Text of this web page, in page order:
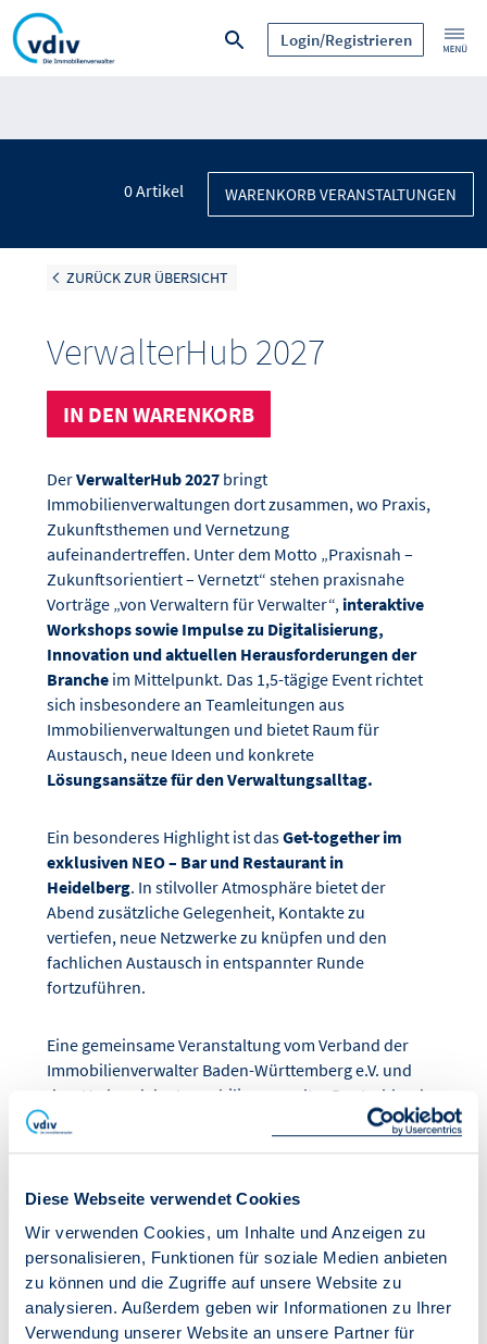
Diese Webseite verwendet Cookies
Wir verwenden Cookies, um Inhalte und Anzeigen zu
personalisieren, Funktionen für soziale Medien anbieten
zu können und die Zugriffe auf unsere Website zu
analysieren. Außerdem geben wir Informationen zu Ihrer
Verwendung unserer Website an unsere Partner für
Login/Registrieren
0Artikel WARENKORB VERANSTALTUNGEN
ZURÜCK ZUR ÜBERSICHT
VerwalterHub 2027
IN DEN WARENKORB
DerVerwalterHub 2027 bringt
Immobilienverwaltungen dort zusammen, wo Praxis,
Zukunftsthemen und Vernetzung
aufeinandertreffen. Unter dem Motto „Praxisnah –
Zukunftsorientiert – Vernetzt“ stehen praxisnahe
Vorträge „von Verwaltern für Verwalter“, interaktive
Workshops sowie Impulse zu Digitalisierung,
Innovation und aktuellen Herausforderungen der
Branche im Mittelpunkt. Das 1,5-tägige Event richtet
sich insbesondere an Teamleitungen aus
Immobilienverwaltungen und bietet Raum für
Austausch, neue Ideen und konkrete
Lösungsansätze für den Verwaltungsalltag.
Ein besonderes Highlight ist dasGet-together im
exklusiven NEO – Bar und Restaurant in
Heidelberg. In stilvoller Atmosphäre bietet der
Abend zusätzliche Gelegenheit, Kontakte zu
vertiefen, neue Netzwerke zu knüpfen und den
fachlichen Austausch in entspannter Runde
fortzuführen.
Eine gemeinsame Veranstaltung vom Verband der
Immobilienverwalter Baden-Württemberg e.V. und
dem Verband der Immobilienverwalter Deutschland
e. V.
IN DEN WARENKORB